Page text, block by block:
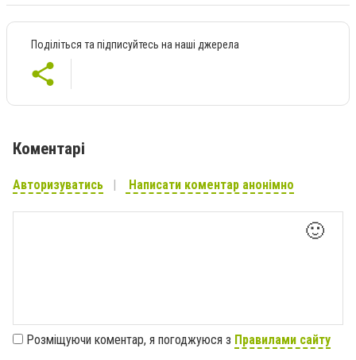
Поділіться та підписуйтесь на наші джерела
Коментарі
Авторизуватись Написати коментар анонімно
🙂
Розміщуючи коментар, я погоджуюся з Правилами сайту